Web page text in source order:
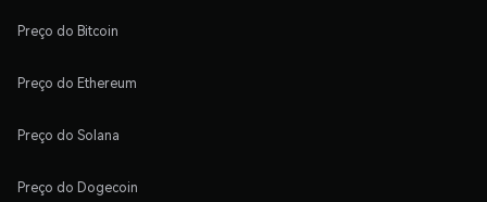
Preço do Bitcoin
Preço do Ethereum
Preço do Solana
Preço do Dogecoin